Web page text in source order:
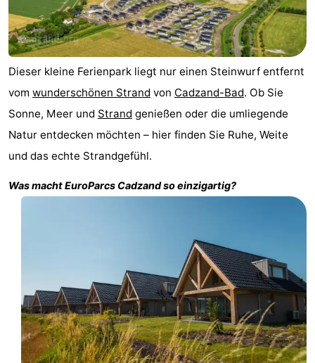
Noordzee
Résidence
Cadzand-
Bad
Resort
Nieuwvliet-
Bad
-
Schoneveld
Strand
Resort
Nieuwvliet-
-
Waterdunen
Zonneweelde
-
Sehen
Dieser kleine Ferienpark liegt nur einen Steinwurf entfernt
vom wunderschönen Strand von Cadzand-Bad. Ob Sie
Sonne, Meer und Strand genießen oder die umliegende
Natur entdecken möchten – hier finden Sie Ruhe, Weite
und das echte Strandgefühl.
Was machtEuroParcs Cadzandso einzigartig?